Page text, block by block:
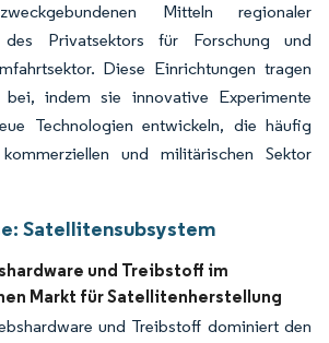
Mitteln regionaler
des Privatsektors für Forschung und
Diese Einrichtungen tragen
bei, indem sie innovative Experimente
Technologien entwickeln, die häufig
und militärischen Sektor
Satellitensubsystem
und Treibstoff im
Markt für Satellitenherstellung
und Treibstoff dominiert den